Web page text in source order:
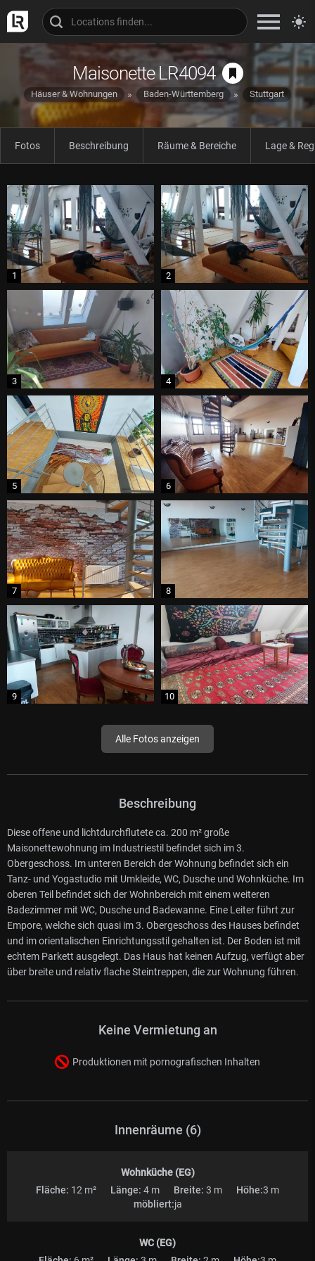
Maisonette LR4094
Häuser & Wohnungen Baden-Württemberg Stuttgart
Fotos Beschreibung Räume & Bereiche Lage &
Alle Fotos anzeigen
Beschreibung
Diese offene und lichtdurchflutete ca. 200 m² große
Maisonettewohnung im Industriestil befindet sich im 3.
Obergeschoss. Im unteren Bereich der Wohnung befindet sich ein
Tanz- und Yogastudio mit Umkleide, WC, Dusche und Wohnküche. Im
oberen Teil befindet sich der Wohnbereich mit einem weiteren
Badezimmer mit WC, Dusche und Badewanne. Eine Leiter führt zur
Empore, welche sich quasi im 3. Obergeschoss des Hauses befindet
und im orientalischen Einrichtungsstil gehalten ist. Der Boden ist mit
echtem Parkett ausgelegt. Das Haus hat keinen Aufzug, verfügt aber
über breite und relativ flache Steintreppen, die zur Wohnung führen.
Keine Vermietung an
Produktionen mit pornografischen Inhalten
Innenräume (6)
Wohnküche (EG)
Fläche: 12 m² Länge: 4 m Breite: 3 m Höhe:3 m
möbliert:ja
WC (EG)